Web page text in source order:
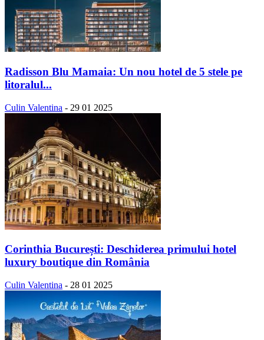
Radisson Blu Mamaia: Un nou hotel de 5 stele pe
litoralul...
Culin Valentina - 29 01 2025
Corinthia București: Deschiderea primului hotel
luxury boutique din România
Culin Valentina - 28 01 2025